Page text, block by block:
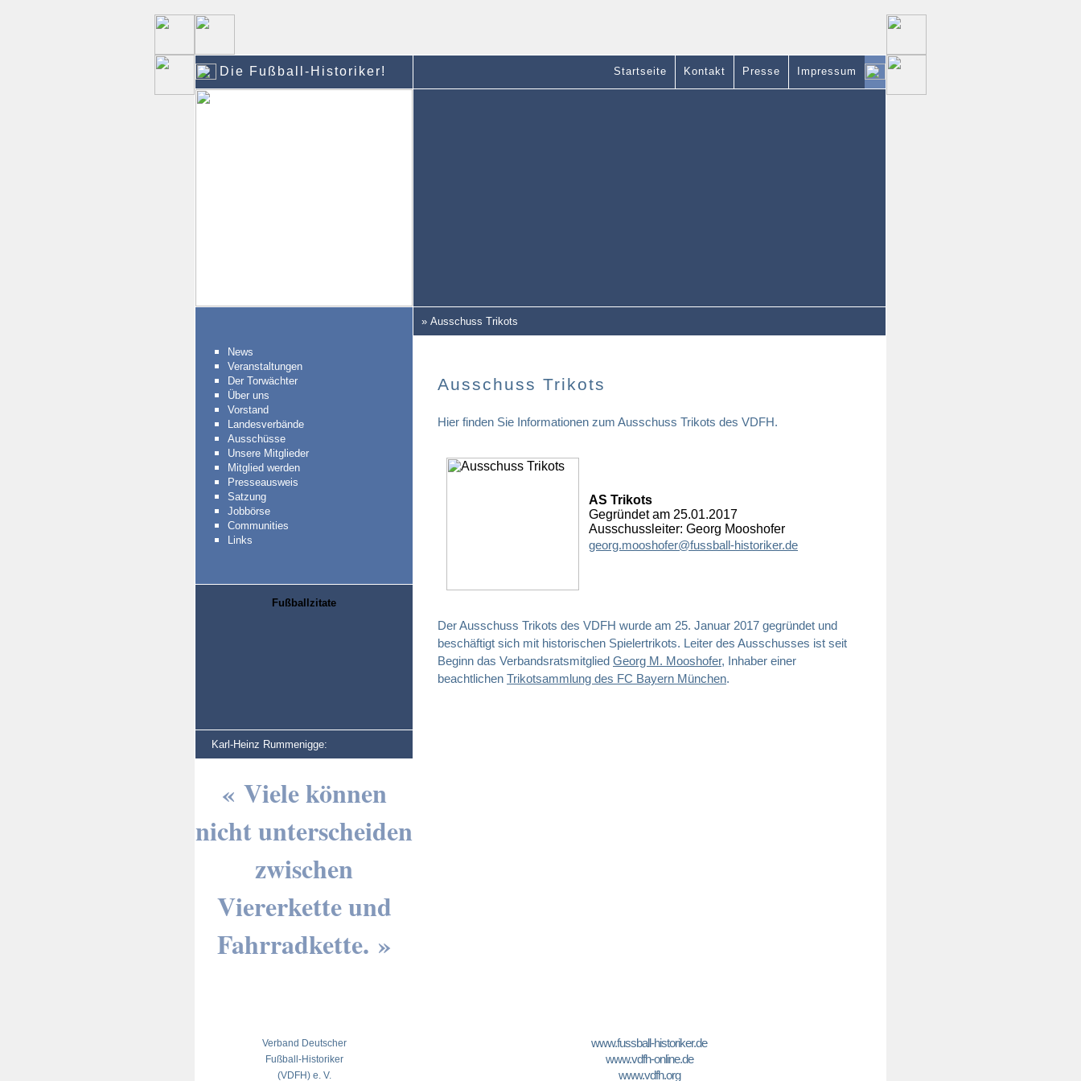
Die Fußball-Historiker! Startseite Kontakt Presse Impressum
News
Veranstaltungen
Der Torwächter
Über uns
Vorstand
Landesverbände
Ausschüsse
Unsere Mitglieder
Mitglied werden
Presseausweis
Satzung
Jobbörse
Communities
Links
Fußballzitate
Karl-Heinz Rummenigge:
« Viele können
nicht unterscheiden
zwischen
Viererkette und
Fahrradkette. »
» Ausschuss Trikots
Ausschuss Trikots
Hier finden Sie Informationen zum Ausschuss Trikots des VDFH.
AS Trikots
Gegründet am 25.01.2017
Ausschussleiter: Georg Mooshofer
georg.mooshofer@fussball-historiker.de
Der Ausschuss Trikots des VDFH wurde am 25. Januar 2017 gegründet und
beschäftigt sich mit historischen Spielertrikots. Leiter des Ausschusses ist seit
Beginn das Verbandsratsmitglied Georg M. Mooshofer, Inhaber einer
beachtlichen Trikotsammlung des FC Bayern München.
Verband Deutscher
Fußball-Historiker
(VDFH) e. V.
www.fussball-historiker.de
www.vdfh-online.de
www.vdfh.org